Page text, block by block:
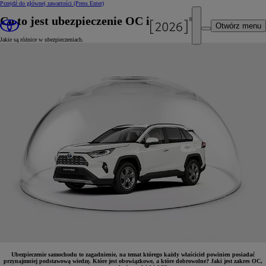
Przejdź do głównej zawartości (Press Enter)
Otwórz menu
Co to jest ubezpieczenie OC i AC?
Jakie są różnice w ubezpieczeniach.
Ubezpieczenie samochodu to zagadnienie, na temat którego każdy właściciel powinien posiadać
przynajmniej podstawową wiedzę. Które jest obowiązkowe, a które dobrowolne? Jaki jest zakres OC,